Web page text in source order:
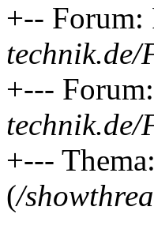
+-- Forum:
+---
+---
(/